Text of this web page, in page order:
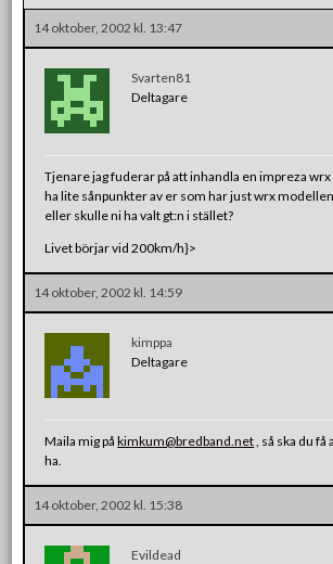
14 oktober, 2002 kl. 13:47
Svarten81
Deltagare
Tjenare jag fuderar på att inhandla en impreza wrx
ha lite sånpunkter av er som har just wrx
eller skulle ni ha valt gt:n i stället?
Livet börjar vid 200km/h}>
14 oktober, 2002 kl. 14:59
kimppa
Deltagare
Maila mig påkimkum@bredband.net , så ska du
ha.
14 oktober, 2002 kl. 15:38
Evildead